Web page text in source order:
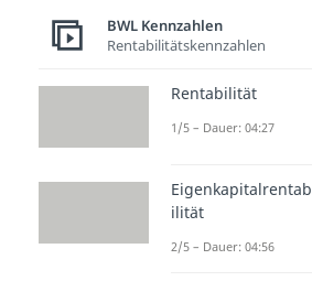
BWL Kennzahlen
Rentabilitätskennzahlen
Rentabilität
1/5 – Dauer: 04:27
Eigenkapitalrentab
ilität
2/5 – Dauer: 04:56